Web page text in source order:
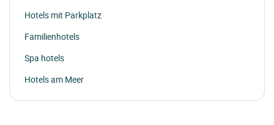
Hotels mit Parkplatz
Familienhotels
Spa hotels
Hotels am Meer